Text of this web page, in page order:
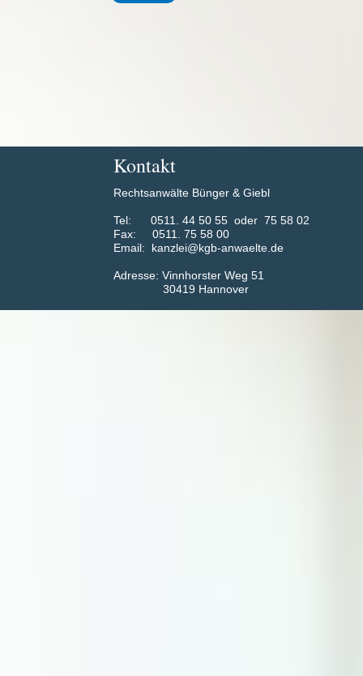
Kontakt
Rechtsanwälte Bünger & Giebl
​Tel: 0511. 44 50 55 oder 75 58 02
Fax: 0511. 75 58 00
Email: kanzlei@kgb-anwaelte.de
Adress​​​​​​e: Vinnhorster Weg 51
30419 Hannover